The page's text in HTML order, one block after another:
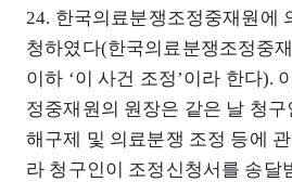
24. 한국의료분쟁조정중재원에
청하였다(한국의료분쟁조정중
이하 ‘이 사건 조정’이라 한다).
정중재원의 원장은 같은 날 청구
해구제 및 의료분쟁 조정 등에
라 청구인이 조정신청서를 송달